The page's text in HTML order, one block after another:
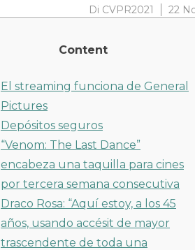
Di CVPR2021 22
Content
El streaming funciona de General
Pictures
Depósitos seguros
“Venom: The Last Dance”
encabeza una taquilla para cines
por tercera semana consecutiva
Draco Rosa: “Aquí estoy, a los 45
años, usando accésit de mayor
trascendente de toda una